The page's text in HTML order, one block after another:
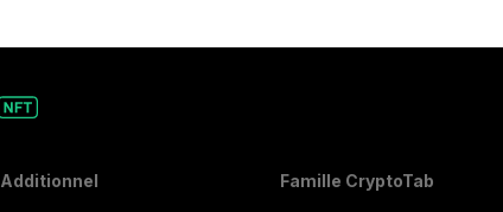
Additionnel Famille CryptoTab